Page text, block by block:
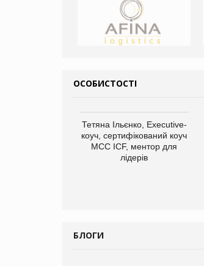
ОСОБИСТОСТІ
Тетяна Ільєнко, Executive-
коуч, сертифікований коуч
МСС ICF, ментор для
лідерів
БЛОГИ